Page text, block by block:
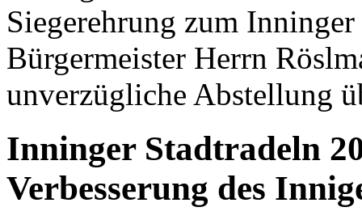
Siegerehrung zum
Bürgermeister Herrn
unverzügliche Abstellung
Inninger Stadtradeln
Verbesserung des